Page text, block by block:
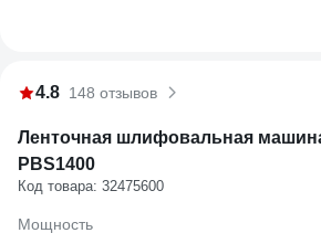
4.8 148 отзывов
Ленточная шлифовальная
PBS1400
Код товара: 32475600
Мощность